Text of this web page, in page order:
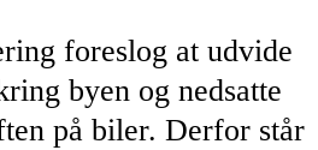
foreslog at udvide
byen og nedsatte
på biler. Derfor står